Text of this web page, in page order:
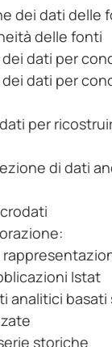
dei dati delle
delle fonti
dati per
dati per
per
di dati
Istat
analitici
storiche